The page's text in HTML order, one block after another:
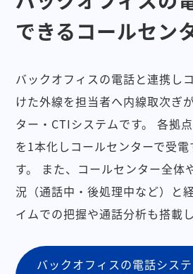
できるコールセン
バックオフィスの電話と連携し
けた外線を担当者へ内線取次ぎ
ター・CTIシステムです。
各拠
を1本化しコールセンターで受
す。
また、コールセンター全体
況（通話中・後処理中など）と
イムでの把握や通話分析も搭載し
バックオフィスの電話シス